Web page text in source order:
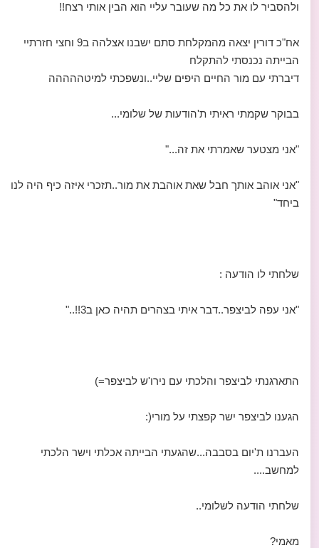
ולהסביר לו את כל מה שעובר עליי הוא הבין אותי רצח!!
אח"כ דורין יצאה מהמקלחת סתם ישבנו אצלהה ב9 וחצי חזרתיי
הבייתה נכנסתי להתקלח
דיברתי עם מור החיים היפים שליי..ונשפכתי למיטההההה
בבוקר שקמתי ראיתי ת'הודעות של שלומי...
"אני מצטער שאמרתי את זה..."
"אני אוהב אותך חבל שאת אוהבת את מור..תזכרי איזה כיף היה לנו
ביחד"
שלחתי לו הודעה :
"אני עפה לביצפר..דבר איתי בצהרים תהיה כאן ב3!!.."
התארגנתי לביצפר והלכתי עם נירו'ש לביצפר=)
הגענו לביצפר ישר קפצתי על מורי(:
העברנו ת'יום בסבבה...שהגעתי הבייתה אכלתי וישר הלכתי
למחשב....
שלחתי הודעה לשלומי..
מאמי?